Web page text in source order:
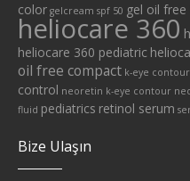
color gelcream spf 50 gel oil free
heliocare 360
heliocare 360 pediatric
oil free compact k-eye contour
control neoretin k-eye contour
fluid pediatrics retinol serum
Bize Ulaşın